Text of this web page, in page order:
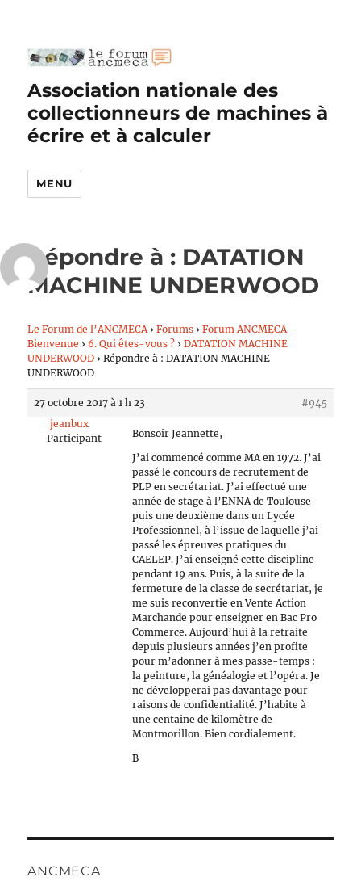
Association nationale des
collectionneurs de machines à
écrire et à calculer
MENU
Répondre à : DATATION
MACHINE UNDERWOOD
Le Forum de l’ANCMECA › Forums › Forum ANCMECA –
Bienvenue › 6. Qui êtes-vous ? › DATATION MACHINE
UNDERWOOD › Répondre à : DATATION MACHINE
UNDERWOOD
27 octobre 2017 à 1 h 23
#945
jeanbux
Participant
Bonsoir Jeannette,
J’ai commencé comme MA en 1972. J’ai
passé le concours de recrutement de
PLP en secrétariat. J’ai effectué une
année de stage à l’ENNA de Toulouse
puis une deuxième dans un Lycée
Professionnel, à l’issue de laquelle j’ai
passé les épreuves pratiques du
CAELEP. J’ai enseigné cette discipline
pendant 19 ans. Puis, à la suite de la
fermeture de la classe de secrétariat, je
me suis reconvertie en Vente Action
Marchande pour enseigner en Bac Pro
Commerce. Aujourd’hui à la retraite
depuis plusieurs années j’en profite
pour m’adonner à mes passe-temps :
la peinture, la généalogie et l’opéra. Je
ne développerai pas davantage pour
raisons de confidentialité. J’habite à
une centaine de kilomètre de
Montmorillon. Bien cordialement.
B
ANCMECA